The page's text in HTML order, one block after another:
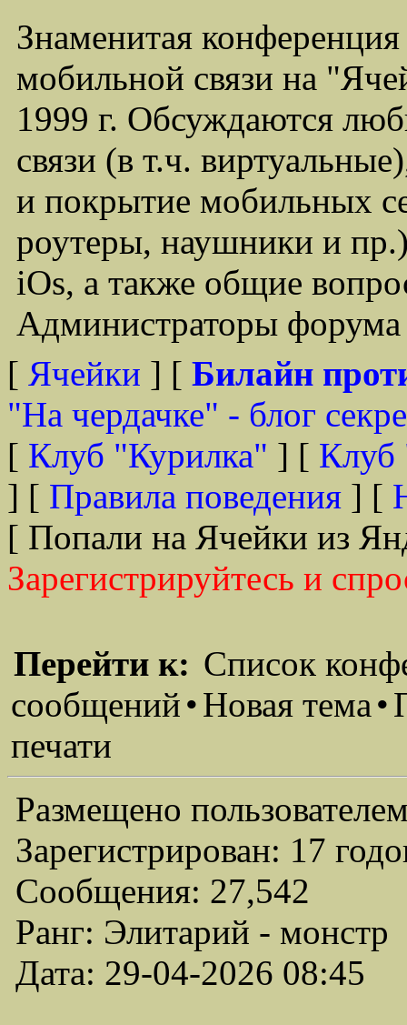
Знаменитая
мобильной связи на
1999 г. Обсуждаются
связи (в т.ч.
и покрытие мобильных
роутеры, наушники и
iOs, а также общие
Администраторы
[ Ячейки ] [ Билайн
"На чердачке" - блог
[ Клуб "Курилка" ] [ Клуб
] [ Правила поведения ] [
[ Попали на Ячейки из
Зарегистрируйтесь и
Перейти к: Список
сообщений•Новая тема•
печати
Размещено
Зарегистрирован: 17
Сообщения: 27,542
Ранг: Элитарий - монстр
Дата: 29-04-2026 08:45